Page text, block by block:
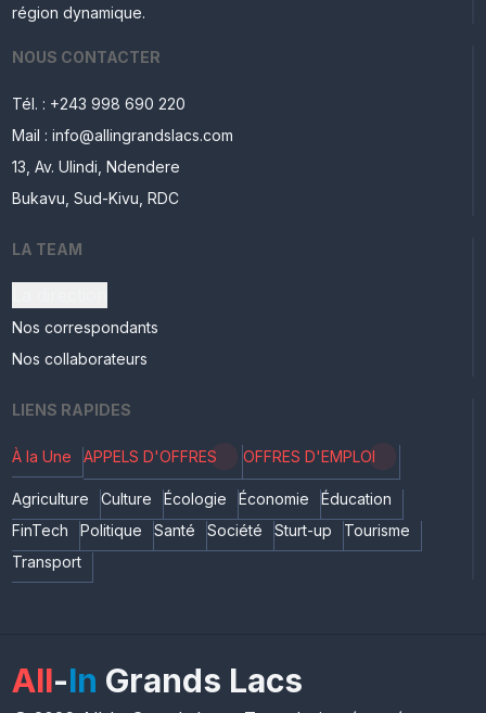
région dynamique.
NOUS CONTACTER
Tél. : +243 998 690 220
Mail : info@allingrandslacs.com
13, Av. Ulindi, Ndendere
Bukavu, Sud-Kivu, RDC
LA TEAM
Nos correspondants
Nos collaborateurs
LIENS RAPIDES
À la Une APPELS D'OFFRES OFFRES D'EMPLOI
Agriculture Culture Écologie Économie
Éducation
FinTech
Politique Santé Société Sturt-up
Tourisme
Transport
All-In Grands Lacs